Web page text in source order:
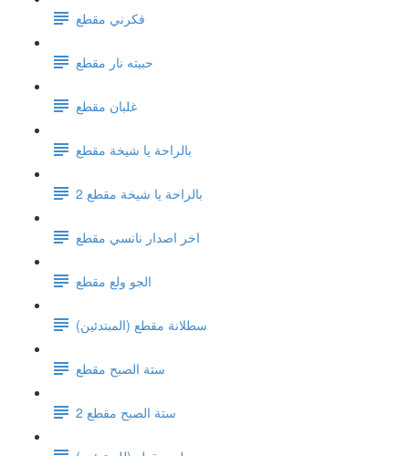
فكرني مقطع
حبيته نار مقطع
غلبان مقطع
بالراحة يا شيخة مقطع
بالراحة يا شيخة مقطع 2
اخر اصدار نانسي مقطع
الجو ولع مقطع
سطلانة مقطع (المبتدئين)
ستة الصبح مقطع
ستة الصبح مقطع 2